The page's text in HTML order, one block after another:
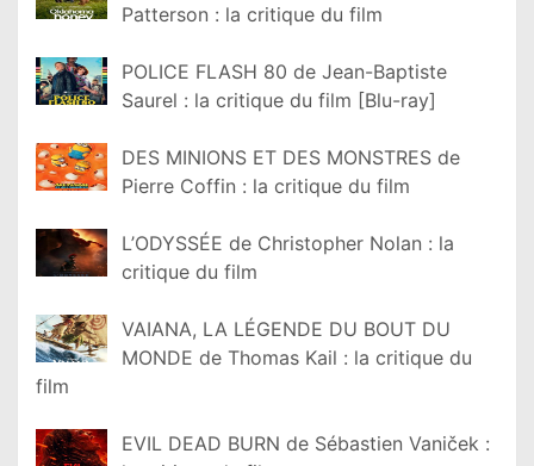
Patterson : la critique du film
POLICE FLASH 80 de Jean-Baptiste
Saurel : la critique du film [Blu-ray]
DES MINIONS ET DES MONSTRES de
Pierre Coffin : la critique du film
L’ODYSSÉE de Christopher Nolan : la
critique du film
VAIANA, LA LÉGENDE DU BOUT DU
MONDE de Thomas Kail : la critique du
film
EVIL DEAD BURN de Sébastien Vaniček :